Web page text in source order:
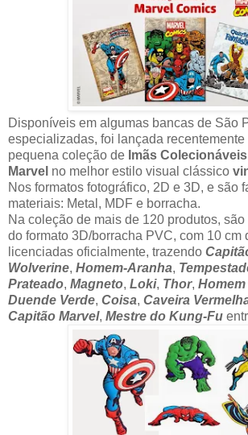
Disponíveis em algumas bancas de São
especializadas, foi lançada recentemente
pequena coleção de Imãs
Marvel no melhor estilo visual clássico
Nos formatos fotográfico, 2D e 3D, e são
materiais: Metal, MDF e borracha.
Na coleção de mais de 120 produtos,
do formato 3D/borracha PVC, com 10 cm
licenciadas oficialmente, trazendo
Wolverine, Homem-Aranha,
Prateado, Magneto, Loki, Thor,
Duende Verde, Coisa, Caveira
Capitão Marvel, Mestre do Kung-Fu